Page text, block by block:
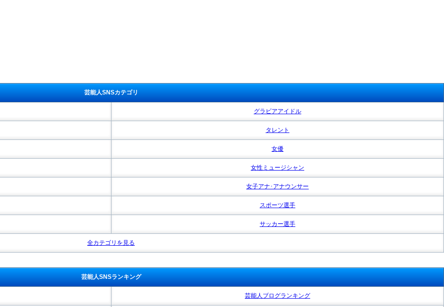
芸能人SNSカテゴリ
グラビアアイドル
タレント
女優
女性ミュージシャン
女子アナ･アナウンサー
スポーツ選手
サッカー選手
全カテゴリを見る
芸能人SNSランキング
芸能人ブログランキング